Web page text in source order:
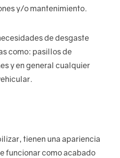
y/o mantenimiento.
de desgaste
como: pasillos de
y en general cualquier
tienen una apariencia
funcionar como acabado